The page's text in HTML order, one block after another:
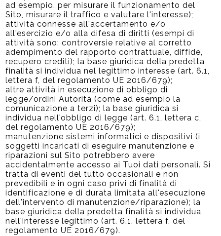
ad esempio, per misurare il funzionamento del
Sito, misurare il traffico e valutare l'interesse);
attività connesse all'accertamento e/o
all'esercizio e/o alla difesa di diritti (esempi di
attività sono: controversie relative al corretto
adempimento del rapporto contrattuale, diffide,
recupero crediti); la base giuridica della predetta
finalità si individua nel legittimo interesse (art. 6.1,
lettera f, del regolamento UE 2016/679);
altre attività in esecuzione di obbligo di
legge/ordini Autorità (come ad esempio la
comunicazione a terzi); la base giuridica si
individua nell'obbligo di legge (art. 6.1, lettera c,
del regolamento UE 2016/679);
manutenzione sistemi informatici e dispositivi (i
soggetti incaricati di eseguire manutenzione e
riparazioni sul Sito potrebbero avere
accidentalmente accesso ai Tuoi dati personali. Si
tratta di eventi del tutto occasionali e non
prevedibili e in ogni caso privi di finalità di
identificazione e di durata limitata all'esecuzione
dell'intervento di manutenzione/riparazione); la
base giuridica della predetta finalità si individua
nell'interesse legittimo (art. 6.1, lettera f, del
regolamento UE 2016/679).